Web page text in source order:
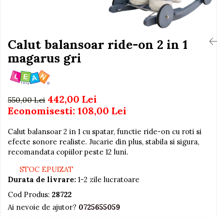
Caluti balansoar
Interactive, educative si
muzicale
Figurine
Ateliere si unelte
Blocuri de constructie
Creative
De plus
Electrocasnice si bucatarii
Perioada Sarcinii
Pompe de san
Sisteme De Purtare
Calut balansoar ride-on 2 in 1
magarus gri
550,00 Lei 442,00 Lei
Economisesti: 108,00 Lei
Calut balansoar 2 in 1 cu spatar, functie ride-on cu roti si
efecte sonore realiste. Jucarie din plus, stabila si sigura,
recomandata copiilor peste 12 luni.
STOC EPUIZAT
Durata de livrare: 1-2 zile lucratoare
Cod Produs: 28722
Ai nevoie de ajutor? 0725655059